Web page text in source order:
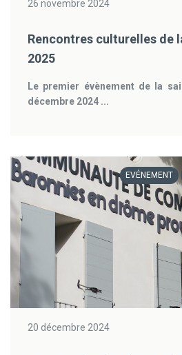
26 novembre 2024
Rencontres culturelles de
2025
Le premier évènement de la
décembre 2024 ...
EVÉNEMENT
20 décembre 2024